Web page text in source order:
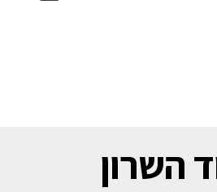
השרון